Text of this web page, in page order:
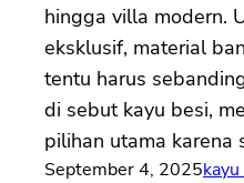
hingga villa modern.
eksklusif, material
tentu harus
di sebut kayu besi,
pilihan utama karena
September 4, 2025